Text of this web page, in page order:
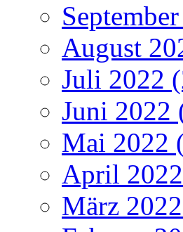
August
Juli 2022
Juni 2022
Mai 2022
April
März